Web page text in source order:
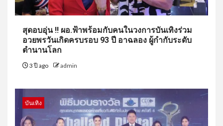
สุดอบอุ่น !! ผอ.ฟ้าพร้อมกับคนในวงการบันเทิงร่วม
อวยพรวันเกิดครบรอบ 93 ปี อาฉลอง ผู้กำกับระดับ
ตำนานโลก
3 ปี ago admin
บันเทิง